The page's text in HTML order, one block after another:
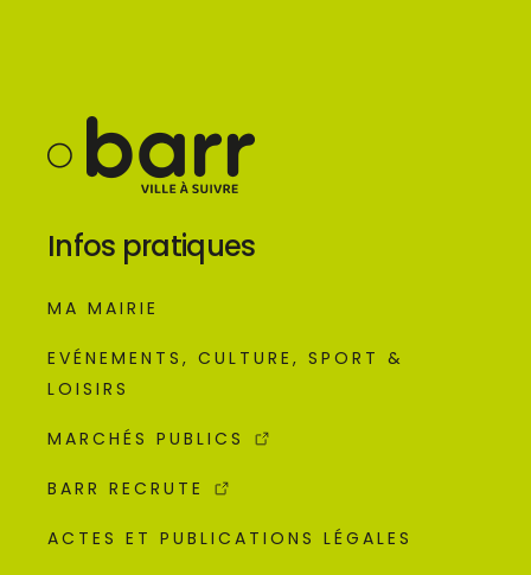
Infos pratiques
MA MAIRIE
EVÉNEMENTS, CULTURE, SPORT &
LOISIRS
MARCHÉS PUBLICS
BARR RECRUTE
ACTES ET PUBLICATIONS LÉGALES